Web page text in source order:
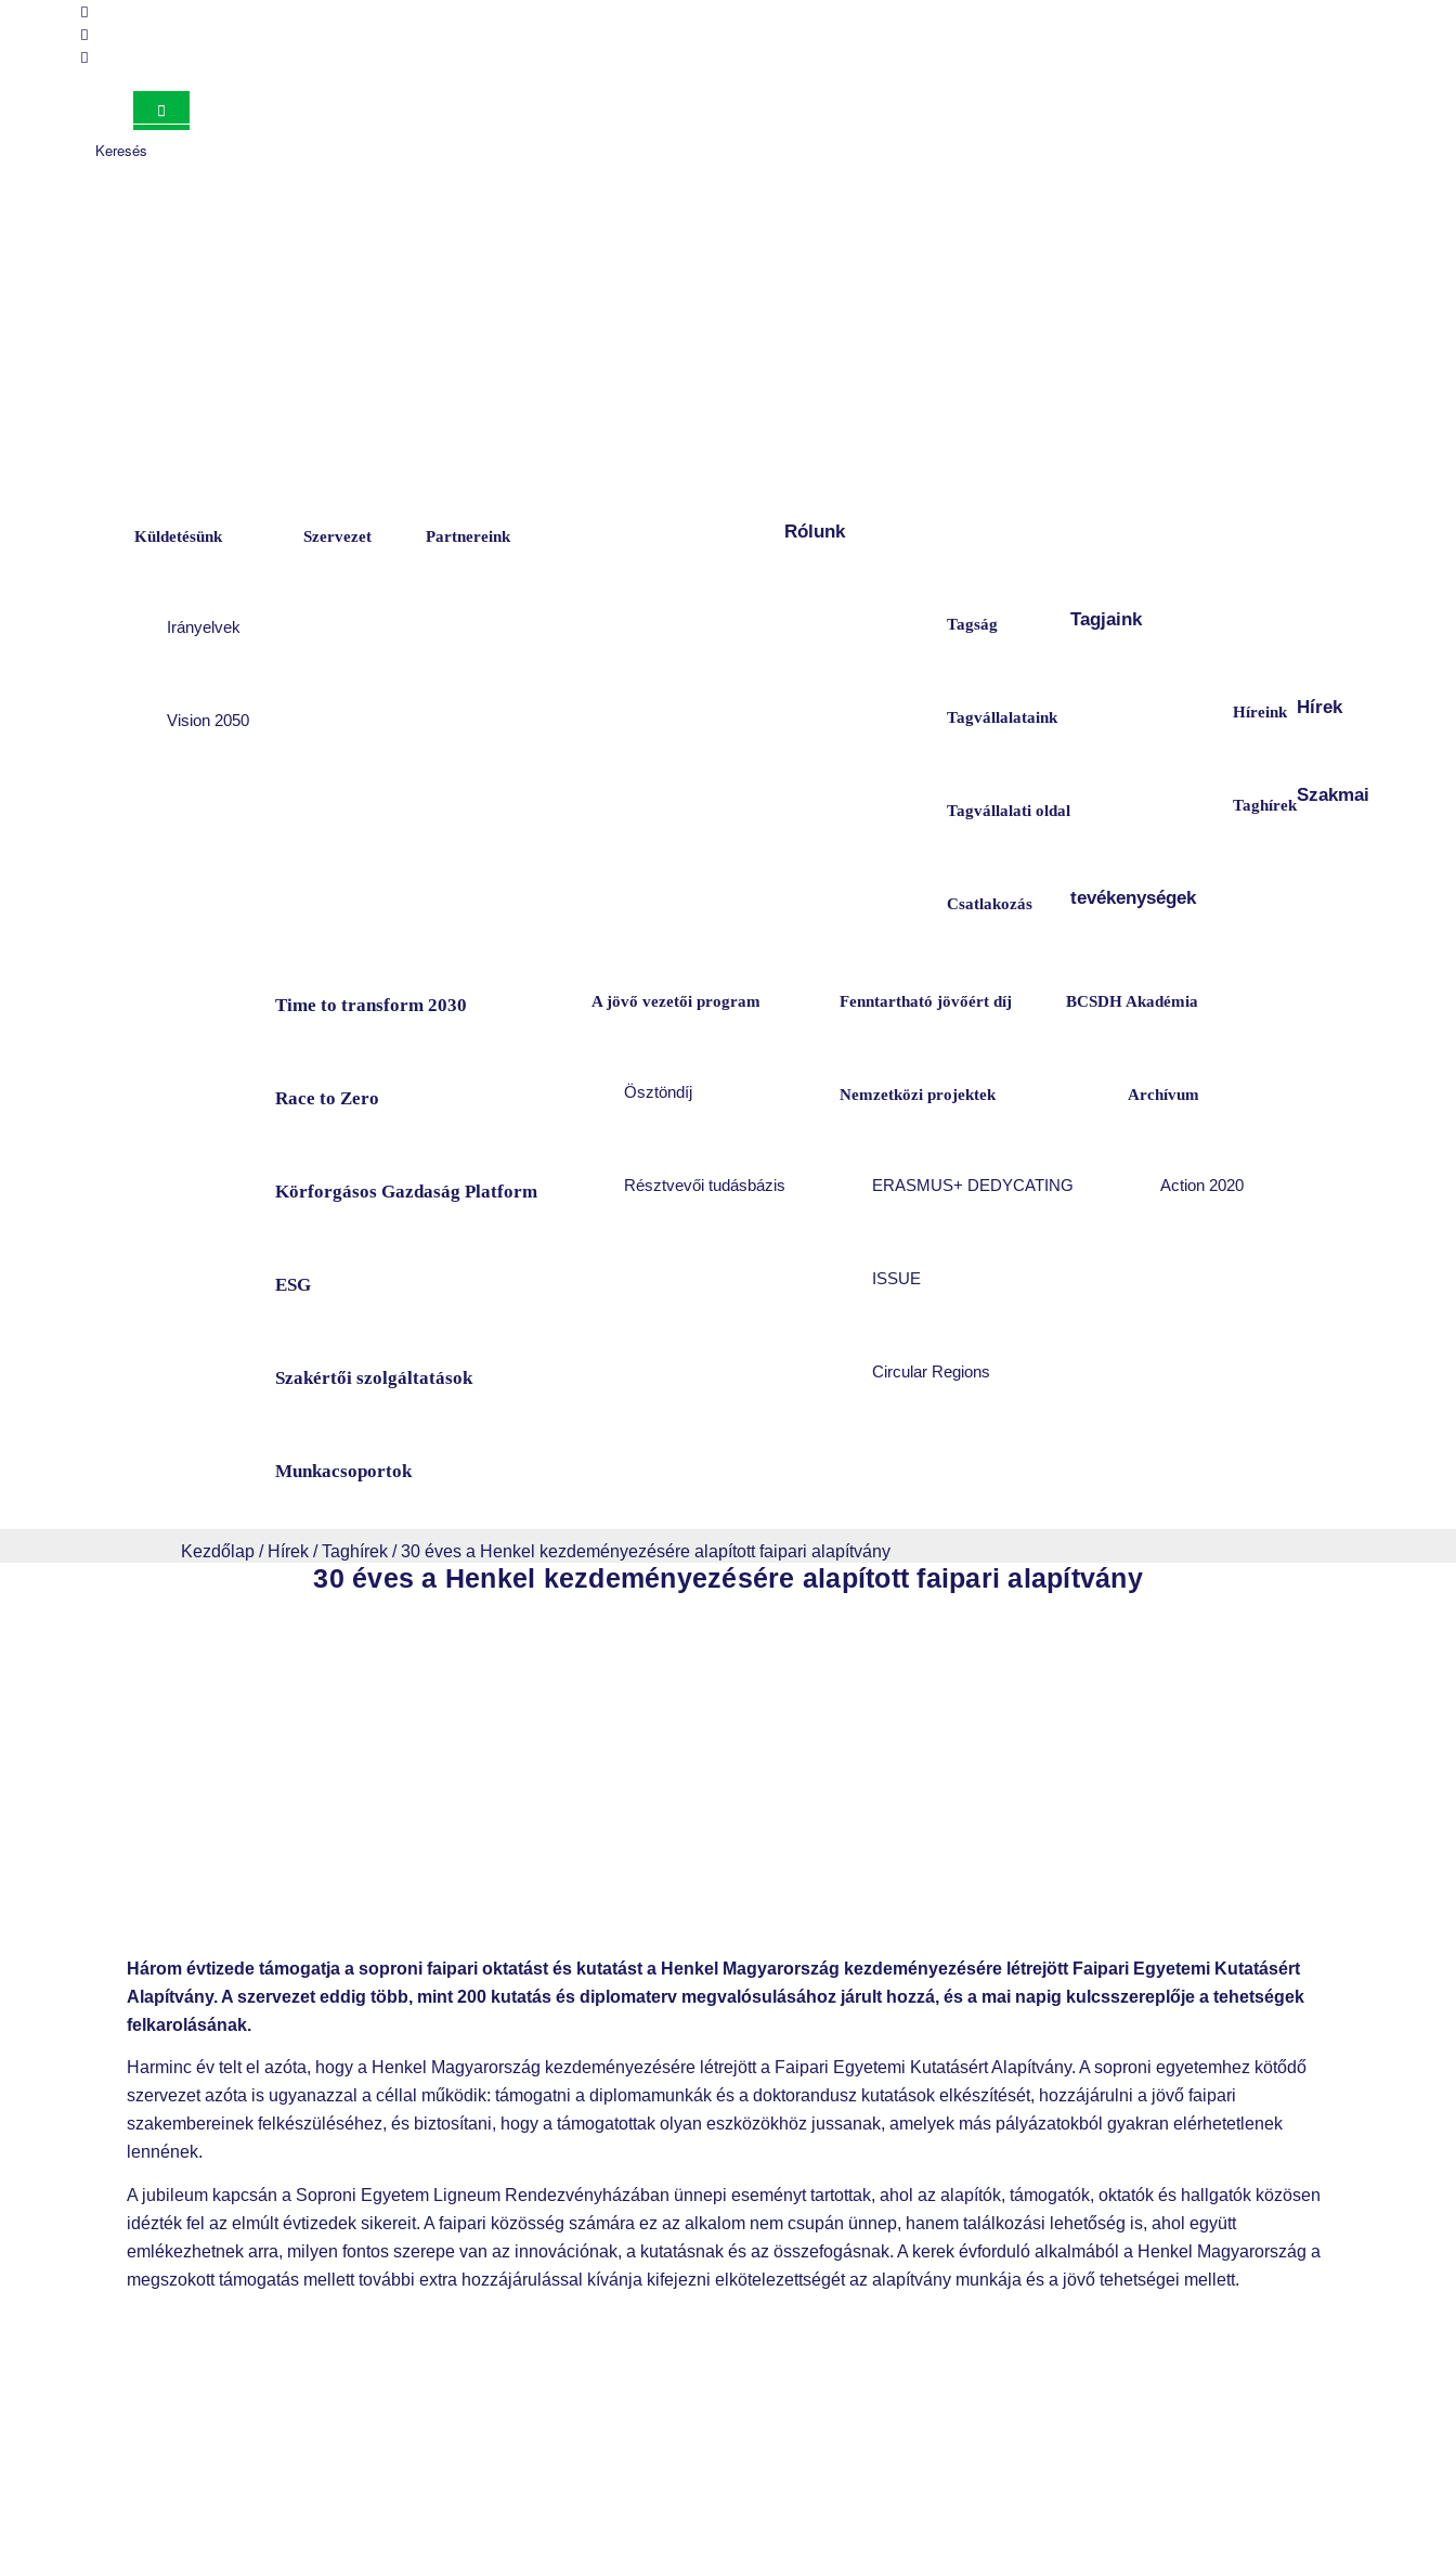
Rólunk
Küldetésünk
Irányelvek
Vision 2050
Szervezet Partnereink
Tagjaink
Tagság
Tagvállalataink
Tagvállalati oldal
Csatlakozás
Hírek
Híreink
TaghírekSzakmai
tevékenységek
Time to transform 2030
Race to Zero
Körforgásos Gazdaság Platform
ESG
Szakértői szolgáltatások
Munkacsoportok
A jövő vezetői program
Ösztöndíj
Résztvevői tudásbázis
Fenntartható jövőért díj BCSDH Akadémia
Nemzetközi projektek
ERASMUS+ DEDYCATING
ISSUE
Circular Regions
Archívum
Action 2020
Kiadványaink
Felméréseink
Filmjeink
Kezdőlap / Hírek / Taghírek / 30 éves a Henkel kezdeményezésére alapított faipari alapítvány
30 éves a Henkel kezdeményezésére alapított faipari alapítvány
Három évtizede támogatja a soproni faipari oktatást és kutatást a Henkel Magyarország kezdeményezésére létrejött Faipari Egyetemi Kutatásért
Alapítvány. A szervezet eddig több, mint 200 kutatás és diplomaterv megvalósulásához járult hozzá, és a mai napig kulcsszereplője a tehetségek
felkarolásának.
Harminc év telt el azóta, hogy a Henkel Magyarország kezdeményezésére létrejött a Faipari Egyetemi Kutatásért Alapítvány. A soproni egyetemhez kötődő
szervezet azóta is ugyanazzal a céllal működik: támogatni a diplomamunkák és a doktorandusz kutatások elkészítését, hozzájárulni a jövő faipari
szakembereinek felkészüléséhez, és biztosítani, hogy a támogatottak olyan eszközökhöz jussanak, amelyek más pályázatokból gyakran elérhetetlenek
lennének.
A jubileum kapcsán a Soproni Egyetem Ligneum Rendezvényházában ünnepi eseményt tartottak, ahol az alapítók, támogatók, oktatók és hallgatók közösen
idézték fel az elmúlt évtizedek sikereit. A faipari közösség számára ez az alkalom nem csupán ünnep, hanem találkozási lehetőség is, ahol együtt
emlékezhetnek arra, milyen fontos szerepe van az innovációnak, a kutatásnak és az összefogásnak. A kerek évforduló alkalmából a Henkel Magyarország a
megszokott támogatás mellett további extra hozzájárulással kívánja kifejezni elkötelezettségét az alapítvány munkája és a jövő tehetségei mellett.